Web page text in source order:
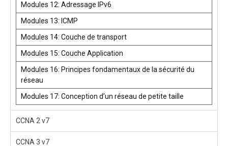
Modules 12: Adressage IPv6
Modules 13: ICMP
Modules 14: Couche de transport
Modules 15: Couche Application
Modules 16: Principes fondamentaux de la sécurité du
réseau
Modules 17: Conception d’un réseau de petite taille
CCNA 2 v7
CCNA 3 v7